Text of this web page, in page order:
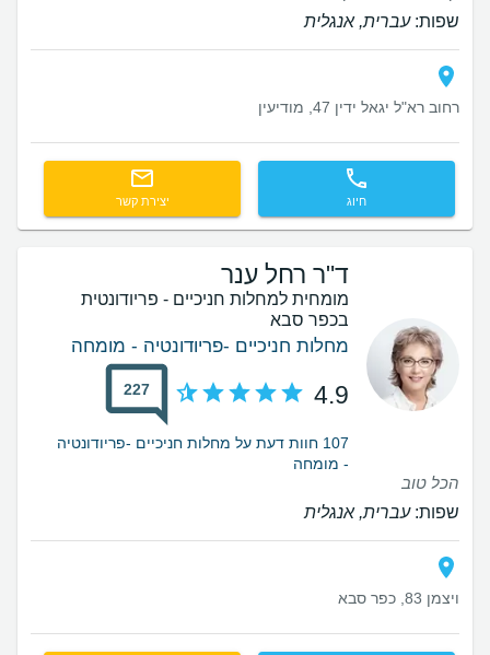
שפות:עברית, אנגלית
רחוב רא"ל יגאל ידין 47, מודיעין
חיוג יצירת קשר
ד"ר רחל ענר
מומחית למחלות חניכיים - פריודונטית
בכפר סבא
מחלות חניכיים -פריודונטיה - מומחה
4.9
227
107 חוות דעת על מחלות חניכיים -פריודונטיה
- מומחה
הכל טוב
שפות:עברית, אנגלית
ויצמן 83, כפר סבא